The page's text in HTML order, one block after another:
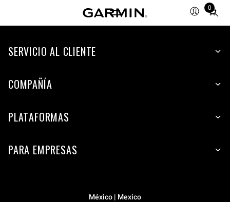
0
Total
items
cart:
SERVICIO AL CLIENTE
COMPAÑÍA
PLATAFORMAS
PARA EMPRESAS
México | Mexico